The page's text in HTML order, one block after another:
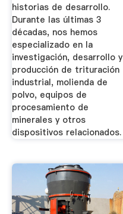
historias de desarrollo.
Durante las últimas 3
décadas, nos hemos
especializado en la
investigación, desarrollo y
producción de trituración
industrial, molienda de
polvo, equipos de
procesamiento de
minerales y otros
dispositivos relacionados.